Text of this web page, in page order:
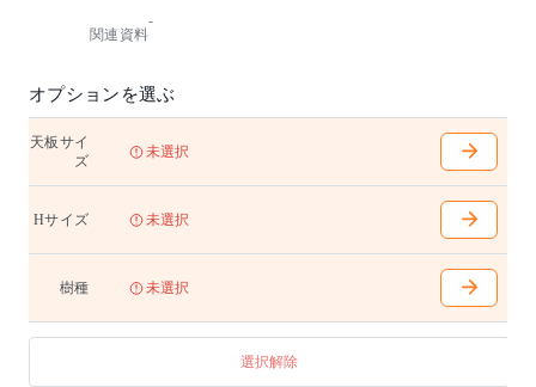
いつもと違う高さが、ワークスペースに新鮮な印象を
椅子、テーブルともにタモ材は北海道産を使用してい
ます。
W1500〜2700mm(100mm間隔で選択可能)
0)mm
脚内はW1500の場合は1135mm、W1600〜1700の場合は
1235mm、W1800〜2000の場合は1285mm、W2100〜23
00の場合は1555mm、W2400〜2700の場合は1835mmと
アジャスター付き
関連資料
-
オプションを選ぶ
天板サイ
ズ
未選択
Hサイズ 未選択
樹種 未選択
選択解除